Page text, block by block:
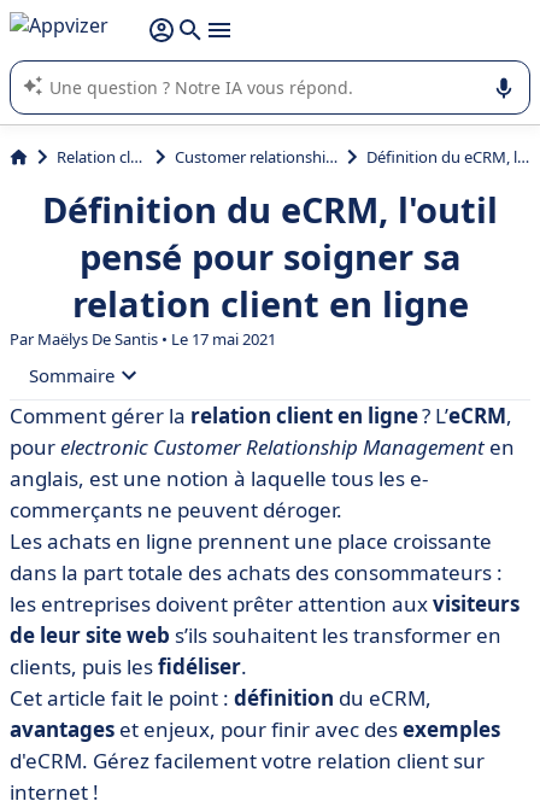
répondre (plusieurs lignes avec
L'IA de Appvizer vous guide dans l'utilisation ou la sélection de
logiciel SaaS en entreprise.
Relation client et vente Customer relationship management (CRM) Définition du eCRM, l'outil pensé pour soigner sa relation client en ligne
Définition du eCRM, l'outil
pensé pour soigner sa
relation client en ligne
ParMaëlys De Santis • Le 17 mai 2021
Sommaire
• Qu’est-ce que l’e-CRM ? Définition marketing
• Les avantages du eCRM
• Les enjeux de la gestion de la relation client en ligne
• ECRM : exemples à comparer
• Le traitement des données clients : oui, mais pas
n’importe comment
Comment gérer la relation client en ligne? L’eCRM,
pourelectronic Customer Relationship Management en
anglais, est une notion à laquelle tous les e-
commerçants ne peuvent déroger.
Les achats en ligne prennent une place croissante
dans la part totale des achats des consommateurs :
les entreprises doivent prêter attention auxvisiteurs
de leur site web s’ils souhaitent les transformer en
clients, puis lesfidéliser.
Cet article fait le point : définition du eCRM,
avantages et enjeux, pour finir avec desexemples
d'eCRM. Gérez facilement votre relation client sur
internet !